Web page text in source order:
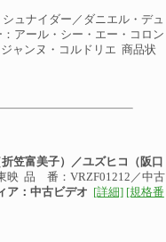
ュナイダー／ダニエル・デュ
アール・シー・エー・コロン
ャンヌ・コルドリエ 商品状
笠富美子）／ユズヒコ（阪口
映 品 番：VRZF01212／中古
ア：中古ビデオ [詳細] [規格番